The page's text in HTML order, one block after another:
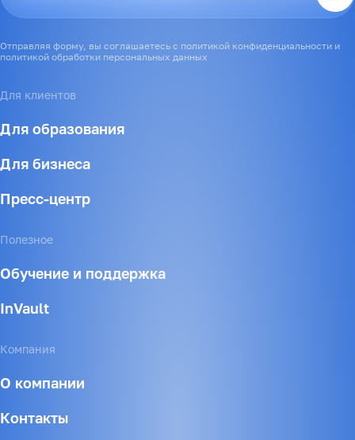
Для клиентов
Для образования
Для бизнеса
Пресс-центр
Полезное
Обучение и поддержка
InVault
Компания
О компании
Контакты
Отправляя форму, вы соглашаетесь с политикой конфиденциальности и
политикой обработки персональных данных